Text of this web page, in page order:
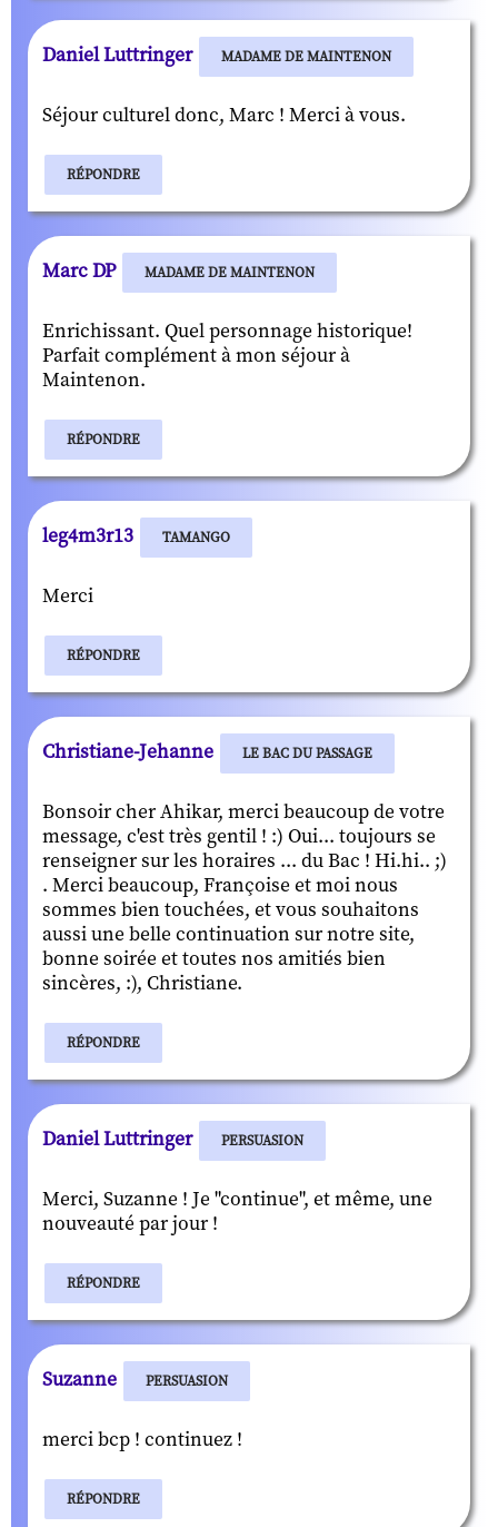
Daniel Luttringer MADAME DE MAINTENON
Séjour culturel donc, Marc ! Merci à vous.
RÉPONDRE
Marc DP MADAME DE MAINTENON
Enrichissant. Quel personnage historique!
Parfait complément à mon séjour à
Maintenon.
RÉPONDRE
leg4m3r13 TAMANGO
Merci
RÉPONDRE
Christiane-Jehanne LE BAC DU PASSAGE
Bonsoir cher Ahikar, merci beaucoup de votre
message, c'est très gentil ! :) Oui... toujours se
renseigner sur les horaires ... du Bac ! Hi.hi.. ;)
. Merci beaucoup, Françoise et moi nous
sommes bien touchées, et vous souhaitons
aussi une belle continuation sur notre site,
bonne soirée et toutes nos amitiés bien
sincères, :), Christiane.
RÉPONDRE
Daniel Luttringer PERSUASION
Merci, Suzanne ! Je "continue", et même, une
nouveauté par jour !
RÉPONDRE
Suzanne PERSUASION
merci bcp ! continuez !
RÉPONDRE